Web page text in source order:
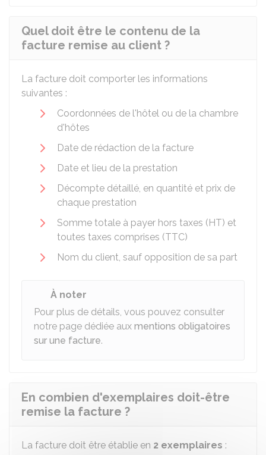
Quel doit être le contenu de la
facture remise au client ?
La facture doit comporter les informations
suivantes :
Coordonnées de l'hôtel ou de la chambre
d'hôtes
Date de rédaction de la facture
Date et lieu de la prestation
Décompte détaillé, en quantité et prix de
chaque prestation
Somme totale à payer hors taxes (HT) et
toutes taxes comprises (TTC)
Nom du client, sauf opposition de sa part
À noter
Pour plus de détails, vous pouvez consulter
notre page dédiée aux mentions obligatoires
sur une facture.
En combien d'exemplaires doit-être
remise la facture ?
La facture doit être établie en 2 exemplaires :